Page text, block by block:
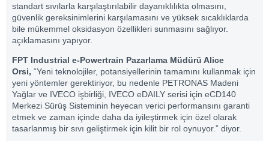
standart sıvılarla karşılaştırılabilir dayanıklılıkta olmasını,
güvenlik gereksinimlerini karşılamasını ve yüksek sıcaklıklarda
bile mükemmel oksidasyon özellikleri sunmasını sağlıyor.
açıklamasını yapıyor.
FPT Industrial e-Powertrain Pazarlama Müdürü Alice
Orsi, “Yeni teknolojiler, potansiyellerinin tamamını kullanmak için
yeni yöntemler gerektiriyor, bu nedenle PETRONAS Madeni
Yağlar ve IVECO işbirliği, IVECO eDAILY serisi için eCD140
Merkezi Sürüş Sisteminin heyecan verici performansını garanti
etmek ve zaman içinde daha da iyileştirmek için özel olarak
tasarlanmış bir sıvı geliştirmek için kilit bir rol oynuyor.” diyor.